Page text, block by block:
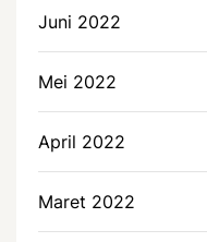
Juni 2022
Mei 2022
April 2022
Maret 2022